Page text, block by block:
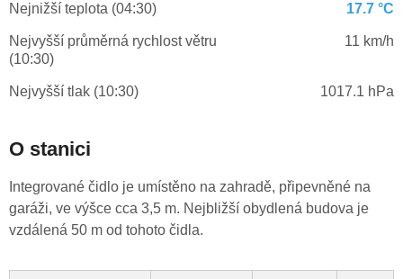
Nejnižší teplota (04:30) 17.7 °C
Nejvyšší průměrná rychlost větru
(10:30)
11 km/h
Nejvyšší tlak (10:30) 1017.1 hPa
O stanici
Integrované čidlo je umístěno na zahradě, připevněné na
garáži, ve výšce cca 3,5 m. Nejbližší obydlená budova je
vzdálená 50 m od tohoto čidla.